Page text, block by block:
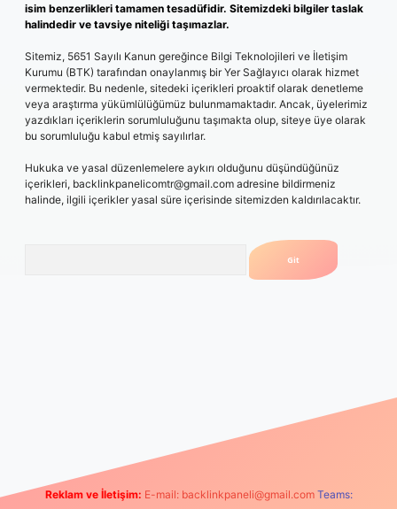
isim benzerlikleri tamamen tesadüfidir. Sitemizdeki bilgiler taslak
halindedir ve tavsiye niteliği taşımazlar.
Sitemiz, 5651 Sayılı Kanun gereğince Bilgi Teknolojileri ve İletişim
Kurumu (BTK) tarafından onaylanmış bir Yer Sağlayıcı olarak hizmet
vermektedir. Bu nedenle, sitedeki içerikleri proaktif olarak denetleme
veya araştırma yükümlülüğümüz bulunmamaktadır. Ancak, üyelerimiz
yazdıkları içeriklerin sorumluluğunu taşımakta olup, siteye üye olarak
bu sorumluluğu kabul etmiş sayılırlar.
Hukuka ve yasal düzenlemelere aykırı olduğunu düşündüğünüz
içerikleri, backlinkpanelicomtr@gmail.com adresine bildirmeniz
halinde, ilgili içerikler yasal süre içerisinde sitemizden kaldırılacaktır.
Reklam ve İletişim: E-mail: backlinkpaneli@gmail.com Teams: